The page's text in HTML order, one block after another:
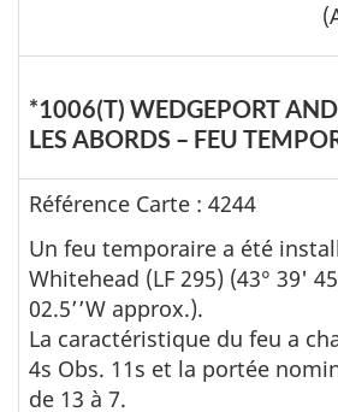
*1006(T) WEDGEPORT
LES ABORDS – FEU
Référence Carte : 4244
Un feu temporaire a été
Whitehead (LF 295) (43° 39'
02.5’’W approx.).
La caractéristique du feu a
4s Obs. 11s et la portée
de 13 à 7.